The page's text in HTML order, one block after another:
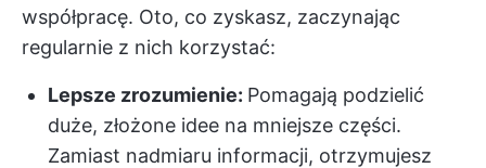
współpracę. Oto, co zyskasz, zaczynając
regularnie z nich korzystać:
Lepsze zrozumienie: Pomagają podzielić
duże, złożone idee na mniejsze części.
Zamiast nadmiaru informacji, otrzymujesz